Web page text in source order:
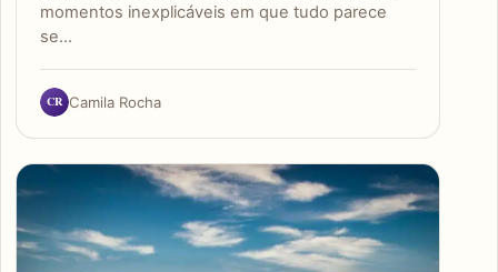
momentos inexplicáveis em que tudo parece
se…
CR Camila Rocha